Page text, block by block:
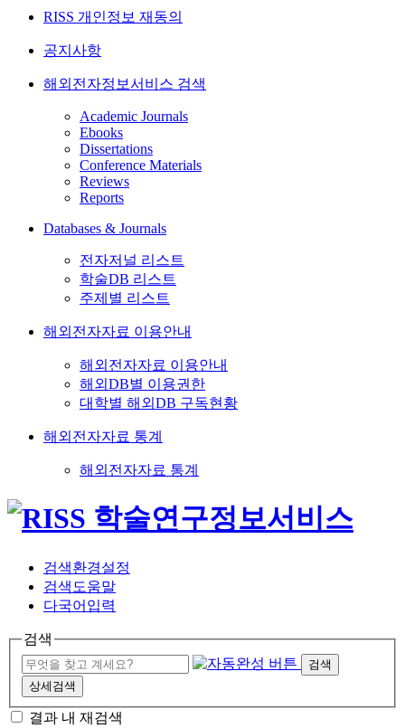
RISS 개인정보 재동의
공지사항
해외전자정보서비스 검색
Academic Journals
Ebooks
Dissertations
Conference Materials
Reviews
Reports
Databases & Journals
전자저널 리스트
학술DB 리스트
주제별 리스트
해외전자자료 이용안내
해외전자자료 이용안내
해외DB별 이용권한
대학별 해외DB 구독현황
해외전자자료 통계
해외전자자료 통계
검색환경설정
검색도움말
다국어입력
검색
검색
상세검색
결과 내 재검색